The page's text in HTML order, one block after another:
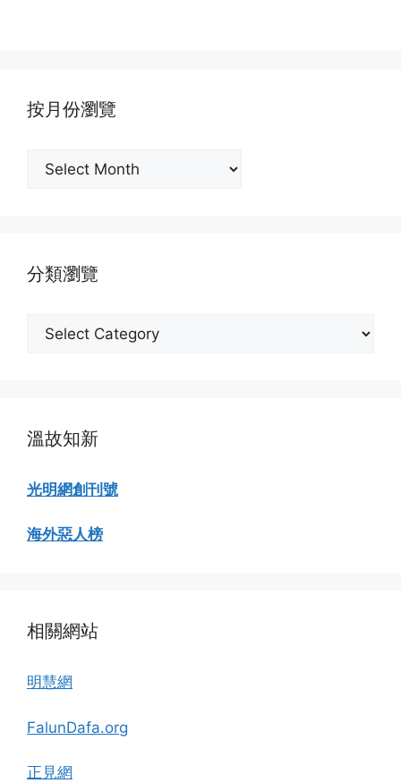
按月份瀏覽
分類瀏覽
溫故知新
光明網創刊號
海外惡人榜
相關網站
明慧網
FalunDafa.org
正見網